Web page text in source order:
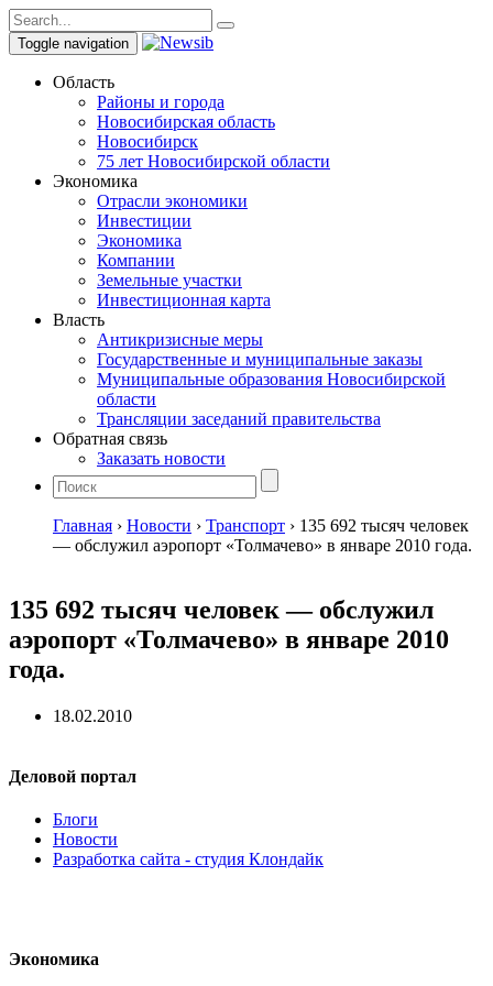
Toggle navigation
Область
Районы и города
Новосибирская область
Новосибирск
75 лет Новосибирской области
Экономика
Отрасли экономики
Инвестиции
Экономика
Компании
Земельные участки
Инвестиционная карта
Власть
Антикризисные меры
Государственные и муниципальные заказы
Муниципальные образования Новосибирской
области
Трансляции заседаний правительства
Обратная связь
Заказать новости
Главная › Новости › Транспорт › 135 692 тысяч человек
— обслужил аэропорт «Толмачево» в январе 2010 года.
135 692 тысяч человек — обслужил
аэропорт «Толмачево» в январе 2010
года.
18.02.2010
Деловой портал
Блоги
Новости
Разработка сайта - студия Клондайк
Экономика